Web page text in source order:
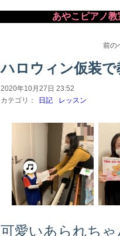
あやこピアノ教
前の
ハロウィン仮装で
2020年10月27日 23:52
カテゴリ：
日記 レッスン
可愛いあられちゃ